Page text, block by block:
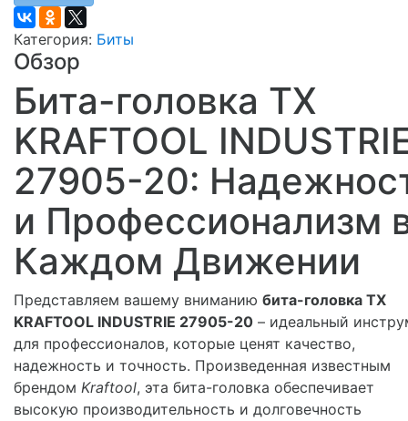
Категория: Биты
Обзор
Бита-головка TX
KRAFTOOL
27905-20:
и Профессионализм
Каждом Движении
Представляем вашему вниманию бита-головка TX
KRAFTOOL INDUSTRIE 27905-20 – идеальный
для профессионалов, которые ценят качество,
надежность и точность. Произведенная известным
брендом Kraftool, эта бита-головка обеспечивает
высокую производительность и долговечность